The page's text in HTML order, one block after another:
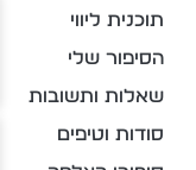
תוכנית ליווי
הסיפור שלי
שאלות ותשובות
סודות וטיפים